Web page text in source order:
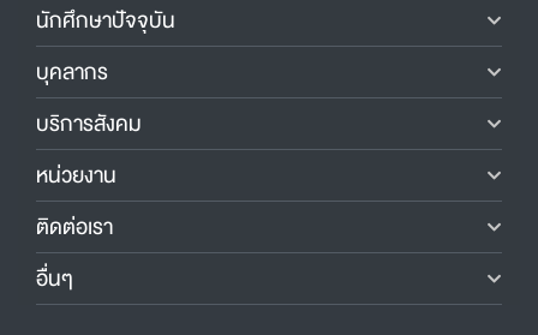
นักศึกษาปัจจุบัน
บุคลากร
บริการสังคม
หน่วยงาน
ติดต่อเรา
อื่นๆ